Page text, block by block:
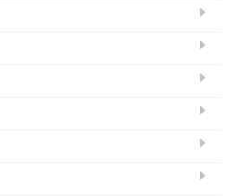
ଠାରୁ ଲାଗୁ ହେବ |
10:45 AM